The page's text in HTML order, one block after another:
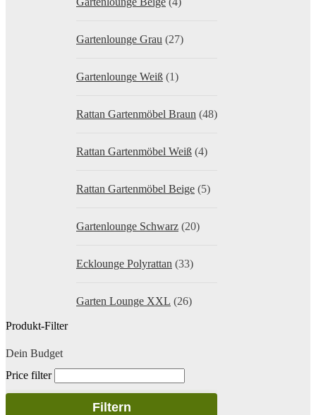
Gartenlounge Grau (27)
Gartenlounge Weiß (1)
Rattan Gartenmöbel Braun (48)
Rattan Gartenmöbel Weiß (4)
Rattan Gartenmöbel Beige (5)
Gartenlounge Schwarz (20)
Ecklounge Polyrattan (33)
Garten Lounge XXL (26)
Produkt-Filter
Dein Budget
Price filter
Filtern